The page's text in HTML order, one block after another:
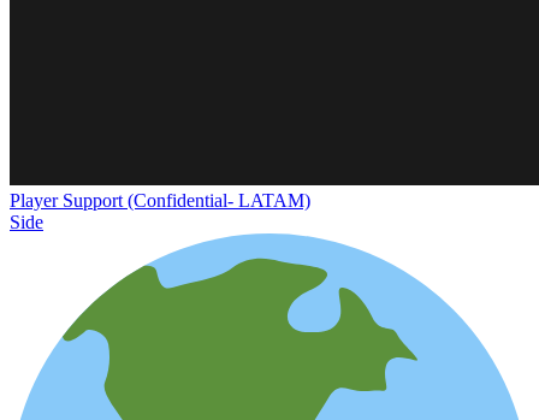
Player Support (Confidential- LATAM)
Side